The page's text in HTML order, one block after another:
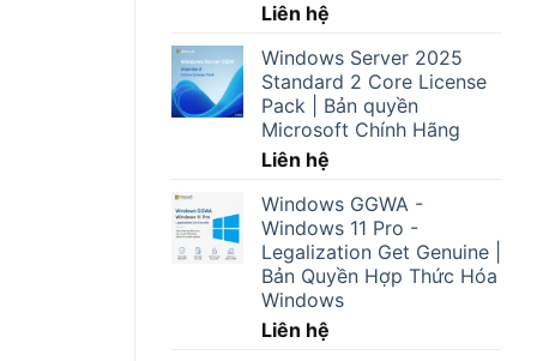
Liên hệ
Windows Server 2025
Standard 2 Core License
Pack | Bản quyền
Microsoft Chính Hãng
Liên hệ
Windows GGWA -
Windows 11 Pro -
Legalization Get Genuine |
Bản Quyền Hợp Thức Hóa
Windows
Liên hệ